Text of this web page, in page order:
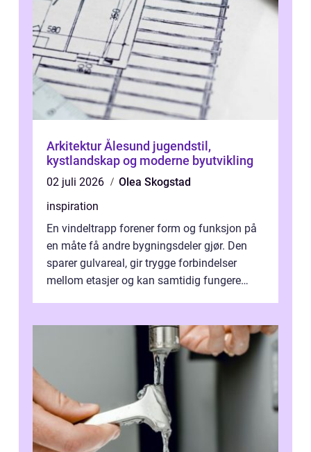
Arkitektur Ålesund jugendstil,
kystlandskap og moderne byutvikling
02 juli 2026
Olea Skogstad
inspiration
En vindeltrapp forener form og funksjon på
en måte få andre bygningsdeler gjør. Den
sparer gulvareal, gir trygge forbindelser
mellom etasjer og kan samtidig fungere